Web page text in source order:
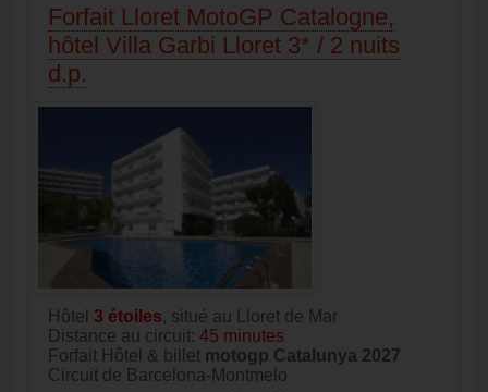
Forfait Lloret MotoGP Catalogne,
hôtel Villa Garbi Lloret 3* / 2 nuits
d.p.
Hôtel 3 étoiles, situé au Lloret de Mar
Distance au circuit: 45 minutes
Forfait Hôtel & billet motogp Catalunya 2027
Circuit de Barcelona-Montmelo